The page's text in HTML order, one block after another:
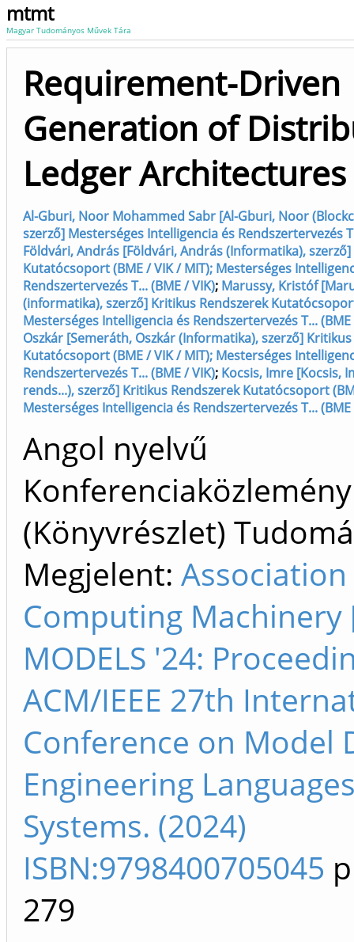
mtmt
Magyar Tudományos Művek Tára
Requirement-Driven
Generation of
Ledger Architectures
Al-Gburi, Noor Mohammed Sabr [Al-Gburi, Noor
szerző] Mesterséges Intelligencia és Rendszertervezés
Földvári, András [Földvári, András (Informatika),
Kutatócsoport (BME / VIK / MIT); Mesterséges
Rendszertervezés T... (BME / VIK); Marussy, Kristóf
(informatika), szerző] Kritikus Rendszerek
Mesterséges Intelligencia és Rendszertervezés T... (BME
Oszkár [Semeráth, Oszkár (Informatika), szerző]
Kutatócsoport (BME / VIK / MIT); Mesterséges
Rendszertervezés T... (BME / VIK); Kocsis, Imre [Kocsis,
rends...), szerző] Kritikus Rendszerek Kutatócsoport
Mesterséges Intelligencia és Rendszertervezés T... (BME
Angol nyelvű
Konferenciaközlemény
(Könyvrészlet)
Megjelent:
Computing Machinery
MODELS '24:
ACM/IEEE 27th
Conference on Model
Engineering
Systems. (2024)
ISBN:9798400705045
279